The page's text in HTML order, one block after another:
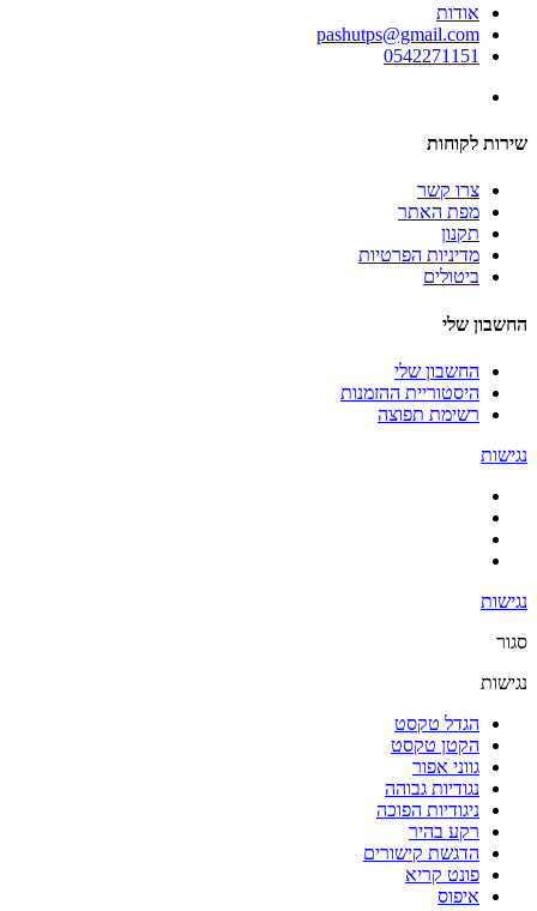
אודות
pashutps@gmail.com
0542271151
שירות לקוחות
צרו קשר
מפת האתר
תקנון
מדיניות הפרטיות
ביטולים
החשבון שלי
החשבון שלי
היסטוריית ההזמנות
רשימת תפוצה
נגישות
נגישות
סגור
נגישות
הגדל טקסט
הקטן טקסט
גווני אפור
נגודיות גבוהה
ניגודיות הפוכה
רקע בהיר
הדגשת קישורים
פונט קריא
איפוס